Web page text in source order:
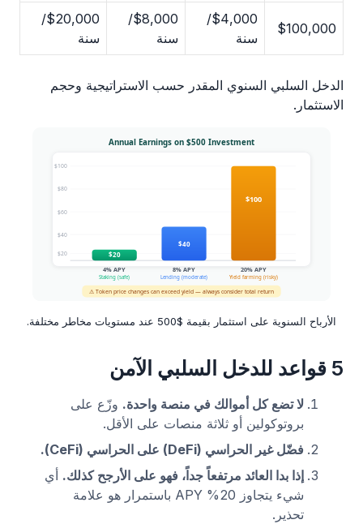
$100,000
$4,000/
سنة
$8,000/
سنة
$20,000/
سنة
الدخل السلبي السنوي المقدر حسب الاستراتيجية وحجم
الاستثمار.
الأرباح السنوية على استثمار بقيمة $500 عند مستويات مخاطر مختلفة.
5 قواعد للدخل السلبي الآمن
لا تضع كل أموالك في منصة واحدة. وزّع على
بروتوكولين أو ثلاثة منصات على الأقل.
فضّل غير الحراسي (DeFi) على الحراسي (CeFi).
إذا بدا العائد مرتفعاً جداً، فهو على الأرجح كذلك. أي
شيء يتجاوز 20% APY باستمرار هو علامة
تحذير.